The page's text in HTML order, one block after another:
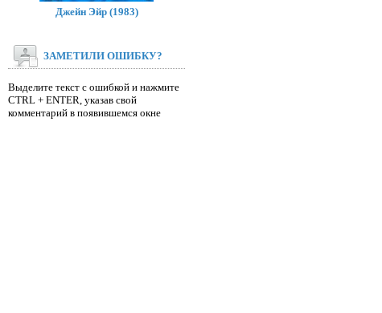
Джейн Эйр (1983)
ЗАМЕТИЛИ ОШИБКУ?
Выделите текст с ошибкой и нажмите
CTRL + ENTER, указав свой
комментарий в появившемся окне